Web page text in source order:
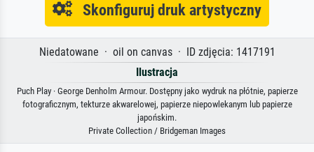
Skonfiguruj druk artystyczny
Niedatowane · oil on canvas · ID zdjęcia: 1417191
Ilustracja
Puch Play · George Denholm Armour. Dostępny jako wydruk na płótnie, papierze
fotograficznym, tekturze akwarelowej, papierze niepowlekanym lub papierze
japońskim.
Private Collection / Bridgeman Images